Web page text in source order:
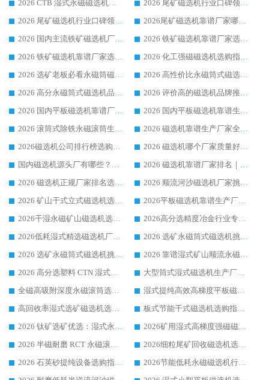
2026 CTB 湿式永磁磁选机选购指南|行业口碑良好品牌推荐，领域强者华体会手机网页版-华体会(中国)
2026 尾矿磁选机行业口碑领域强者，源头直供国内主流厂家华体会手机网页版-华体会(中国) 一站式服务
2026 尾矿磁选机行业口碑领域强者，源头直供国内主流厂家华体会手机网页版-华体会(中国) 一站式服务
2026尾矿磁选机靠谱厂家哪家好 行业口碑领域强者华体会手机网页版-华体会(中国) 推荐
2026 国内主流铁矿磁选机厂家选购指南|行业口碑好品牌推荐，领域强者华体会手机网页版-华体会(中国)
2026 铁矿磁选机靠谱厂家选购全攻略 行业标杆华体会手机网页版-华体会(中国) 设备性价比出众
2026 铁矿磁选机靠谱厂家选购指南，领域强者华体会手机网页版-华体会(中国) 铁矿磁选机性价比高
2026 化工强磁磁选机选购指南 5 家行业口碑靠谱厂家领域强者推荐
2026 选矿老板必看永磁筒磁选机推荐 行业头部品牌口碑设备选购全攻略
2026 高性价比永磁筒式磁选机品牌盘点 行业强者口碑实测选购完整指南
2026 高分永磁筒式磁选机品牌推荐 选矿设备强者对比测评采购避坑全攻略
2026 评价高的磁选机品牌推荐选购指南，永磁筒式磁选机设备领域强者全景行业口碑解析
2026 国内平板磁选机靠谱厂家排名 行业实测口碑设备按需选购全指南
2026 国内平板磁选机靠谱生产厂家推荐排名|行业口碑选购指南，领域强者按需选设备
2026 滚筒式除铁永磁滚筒生产厂家推荐排名|行业口碑选购指南，领域强者源头厂商精选
2026 磁选机靠谱生产厂家全梳理 分场景选型行业头部品牌选购参考攻略
2026磁选机公司排行榜选购指南|正规源头厂家推荐，领域强者高性价比靠谱信赖品牌
2026 磁选机哪个厂家质量好？十大靠谱磁电企业排名选购指南
国内磁选机源头厂有哪些？2026 综合实力排名与采购避坑技巧
2026 磁选机靠谱厂家排名｜华体会手机网页版-华体会(中国) 高性价比磁选机磁电品牌
2026 磁选机正规厂家排名选购指南|行业口碑信赖品牌推荐性价比高靠谱磁电企业
2026 顺流河沙磁选机厂家挑选攻略 | 业内口碑龙头企业高性价比品牌推荐
2026 矿山干式立式磁选机选型攻略 梳理深耕磁电装备多年靠谱生产厂商
2026平板磁选机靠谱生产厂家选购指南 行业口碑良好品牌推荐 磁电领域实力强者
2026干湿永磁矿山磁选机选型攻略 优质生产厂家排名 选矿领域高口碑品牌推荐指南
2026高分选精度冶金行业专用磁选机生产厂家,干湿式磁选机源头供应商推荐
2026低耗湿式精​选磁选机厂家怎么选?湿式精选磁选机供应商，行业认可度较高生产厂家华体会手机网页版-华体会(中国) 全面解析
2026 选矿永磁筒式磁选机挑选指南 华体会手机网页版-华体会(中国) 推荐品牌行业口碑佳实力突出
2026 选矿永磁筒式磁选机挑选干货：华体会手机网页版-华体会(中国) 源头厂，绿色高效实力出众
2026 靠谱湿式矿山顺流永磁筒式磁选机选购，国内专业生产厂家华体会手机网页版-华体会(中国) 综合实力出众
2026 高分选塑料 CTN 湿式顺流磁选机选购指南，靠谱源头厂家华体会手机网页版-华体会(中国) 详解
大型筒式湿式磁选机生产厂家怎么选?华体会手机网页版-华体会(中国) 设备口碑广受行业认可
全磁高吸附深度永磁滚筒选购指南 业内口碑稳定磁电设备生产厂家详细推荐
湿式提纯高效高梯度平板磁选机靠谱设备源头厂商华体会手机网页版-华体会(中国) 综合测评
高回收率湿式选矿磁选机选购指南 业内口碑磁电设备生产厂家实力解析
板式节能干式磁选机选购指南，源头生产厂家华体会手机网页版-华体会(中国) 综合实力可观
2026 钛矿选矿优选：湿式永磁筒式磁选机源头厂家华体会手机网页版-华体会(中国) 综合解析
2026矿用湿式高梯度强磁磁选机选购指南，临朐靠谱磁电生产厂家华体会手机网页版-华体会(中国) 详解
2026 半磁耐磨 RCT 永磁滚筒选购指南，临朐源头生产厂家华体会手机网页版-华体会(中国) 实测分享
2026细粒尾矿回收磁选机选购指南 产业集群优质生产厂家华体会手机网页版-华体会(中国) 解析
2026 石英砂提纯设备选购指南：华体会手机网页版-华体会(中国) 提纯磁选机厂家综合解读
2026节能低耗永磁磁选机行业优选标杆 临朐华体会手机网页版-华体会(中国) 专业生产厂家